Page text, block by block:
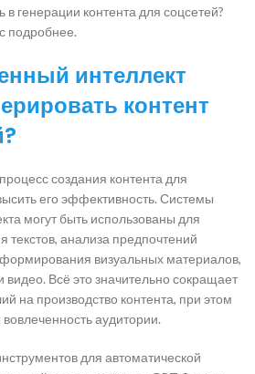
генерации контента для соцсетей?
подробнее.
интеллект
контент
создания контента для
его эффективность. Системы
могут быть использованы для
текстов, анализа предпочтений
визуальных материалов,
видео. Всё это значительно сокращает
на производство контента, при этом
аудитории.
для автоматической